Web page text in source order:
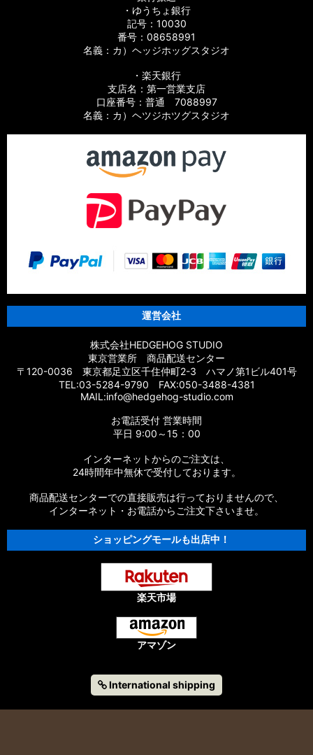
・ゆうちょ銀行
記号：10030
番号：08658991
名義：カ）ヘッジホッグスタジオ
・楽天銀行
支店名：第一営業支店
口座番号：普通 7088997
名義：カ）ヘツジホツグスタジオ
運営会社
株式会社HEDGEHOG STUDIO
東京営業所 商品配送センター
〒120-0036 東京都足立区千住仲町2-3 ハマノ第1ビル401号
TEL:03-5284-9790 FAX:050-3488-4381
MAIL:info@hedgehog-studio.com
お電話受付 営業時間
平日 9:00～15：00
インターネットからのご注文は、
24時間年中無休で受付しております。
商品配送センターでの直接販売は行っておりませんので、
インターネット・お電話からご注文下さいませ。
ショッピングモールも出店中！
楽天市場
アマゾン
International shipping